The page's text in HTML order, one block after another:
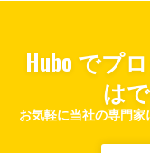
Hubo でプ
は
お気軽に当社の専門